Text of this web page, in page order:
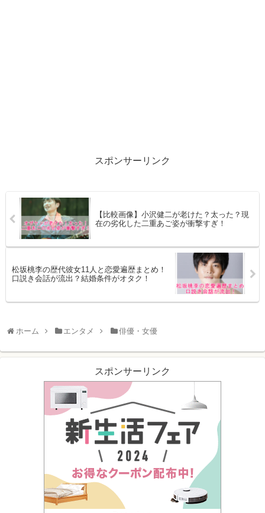
スポンサーリンク
【比較画像】小沢健二が老けた？太った？現
在の劣化した二重あご姿が衝撃すぎ！
松坂桃李の歴代彼女11人と恋愛遍歴まとめ！
口説き会話が流出？結婚条件がオタク！
ホーム エンタメ 俳優・女優
スポンサーリンク